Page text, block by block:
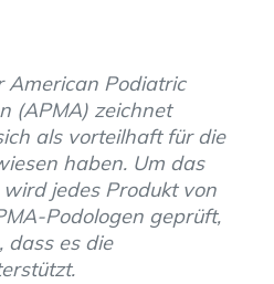
American Podiatric
(APMA) zeichnet
als vorteilhaft für die
haben. Um das
jedes Produkt von
Podologen geprüft,
dass es die